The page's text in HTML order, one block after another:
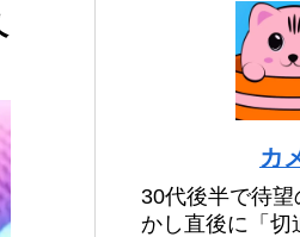
カ
30代後半で待望
かし直後に「切